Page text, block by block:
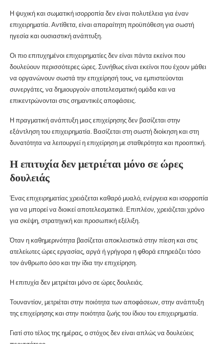
Η ψυχική και σωματική ισορροπία δεν είναι πολυτέλεια για έναν
επιχειρηματία. Αντίθετα, είναι απαραίτητη προϋπόθεση για σωστή
ηγεσία και ουσιαστική ανάπτυξη.
Οι πιο επιτυχημένοι επιχειρηματίες δεν είναι πάντα εκείνοι που
δουλεύουν περισσότερες ώρες. Συνήθως είναι εκείνοι που έχουν μάθει
να οργανώνουν σωστά την επιχείρησή τους, να εμπιστεύονται
συνεργάτες, να δημιουργούν αποτελεσματική ομάδα και να
επικεντρώνονται στις σημαντικές αποφάσεις.
Η πραγματική ανάπτυξη μιας επιχείρησης δεν βασίζεται στην
εξάντληση του επιχειρηματία. Βασίζεται στη σωστή διοίκηση και στη
δυνατότητα να λειτουργεί η επιχείρηση με σταθερότητα και προοπτική.
Η επιτυχία δεν μετριέται μόνο σε ώρες
δουλειάς
Ένας επιχειρηματίας χρειάζεται καθαρό μυαλό, ενέργεια και ισορροπία
για να μπορεί να διοικεί αποτελεσματικά. Επιπλέον, χρειάζεται χρόνο
για σκέψη, στρατηγική και προσωπική εξέλιξη.
Όταν η καθημερινότητα βασίζεται αποκλειστικά στην πίεση και στις
ατελείωτες ώρες εργασίας, αργά ή γρήγορα η φθορά επηρεάζει τόσο
τον άνθρωπο όσο και την ίδια την επιχείρηση.
Η επιτυχία δεν μετριέται μόνο σε ώρες δουλειάς.
Τουναντίον, μετριέται στην ποιότητα των αποφάσεων, στην ανάπτυξη
της επιχείρησης και στην ποιότητα ζωής του ίδιου του επιχειρηματία.
Γιατί στο τέλος της ημέρας, ο στόχος δεν είναι απλώς να δουλεύεις